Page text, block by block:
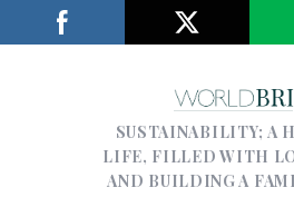
SUSTAINABILITY; A
LIFE, FILLED WITH
AND BUILDING A